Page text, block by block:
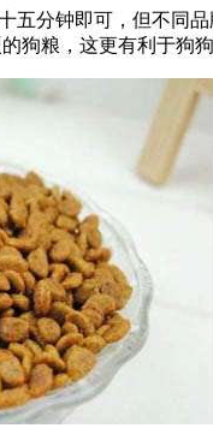
五分钟即可，但不同
狗粮，这更有利于狗